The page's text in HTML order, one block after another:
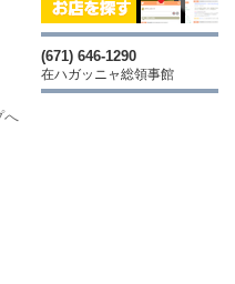
へ
(671) 646-1290
在ハガッニャ総領事館